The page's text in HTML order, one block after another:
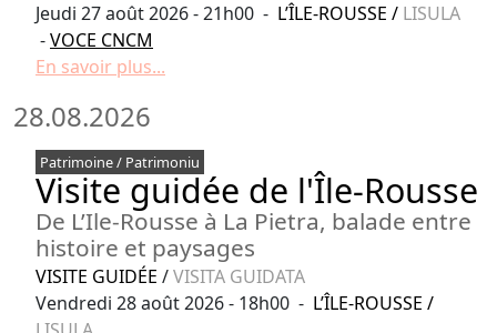
Jeudi 27 août 2026 - 21h00 - L’ÎLE-ROUSSE / LISULA
-VOCE CNCM
En savoir plus...
28.08.2026
Patrimoine / Patrimoniu
Visite guidée de l'Île-Rousse
De L’Ile-Rousse à La Pietra, balade entre
histoire et paysages
VISITE GUIDÉE /VISITA GUIDATA
Vendredi 28 août 2026 - 18h00 - L’ÎLE-ROUSSE /